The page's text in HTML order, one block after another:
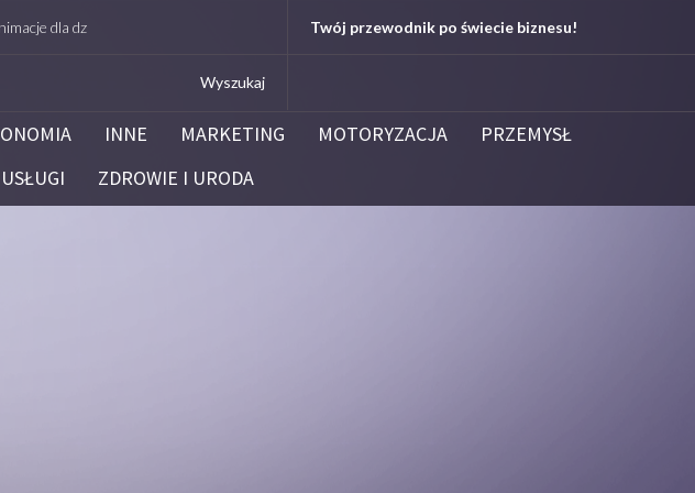
dzieci – Białystok – potrafie.edu.pl Kleenoil Centrum Dezynfekcji i
Twój przewodnik po świecie biznesu!
INNE MARKETING MOTORYZACJA
PRZEMYSŁ
USŁUGI ZDROWIE I URODA